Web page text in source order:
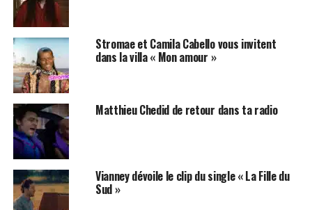
Stromae et Camila Cabello vous invitent
dans la villa « Mon amour »
Matthieu Chedid de retour dans ta radio
Vianney dévoile le clip du single « La Fille du
Sud »